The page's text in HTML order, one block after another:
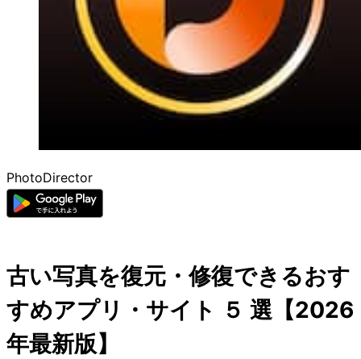
PhotoDirector
古い写真を復元・修復できるおす
すめアプリ・サイト ５ 選【2026
年最新版】